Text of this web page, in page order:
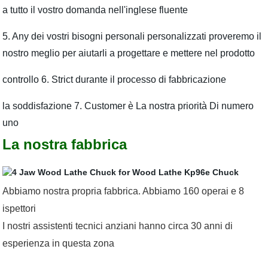
a tutto il vostro domanda nell'inglese fluente
5. Any dei vostri bisogni personali personalizzati proveremo il
nostro meglio per aiutarli a progettare e mettere nel prodotto
controllo 6. Strict durante il processo di fabbricazione
la soddisfazione 7. Customer è La nostra priorità Di numero
uno
La nostra fabbrica
Abbiamo nostra propria fabbrica. Abbiamo 160 operai e 8
ispettori
I nostri assistenti tecnici anziani hanno circa 30 anni di
esperienza in questa zona